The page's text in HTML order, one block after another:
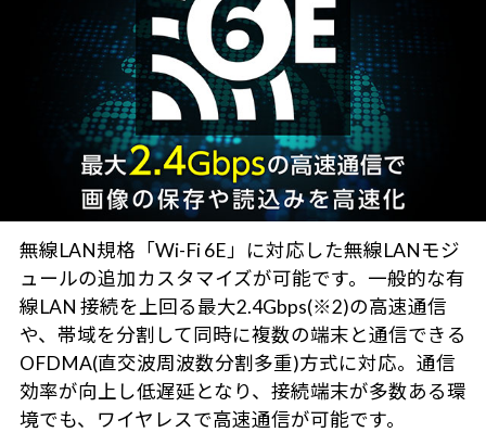
無線LAN規格「Wi-Fi 6E」に対応した無線LANモジ
ュールの追加カスタマイズが可能です。一般的な有
線LAN 接続を上回る最大2.4Gbps(※2)の高速通信
や、帯域を分割して同時に複数の端末と通信できる
OFDMA(直交波周波数分割多重)方式に対応。通信
効率が向上し低遅延となり、接続端末が多数ある環
境でも、ワイヤレスで高速通信が可能です。